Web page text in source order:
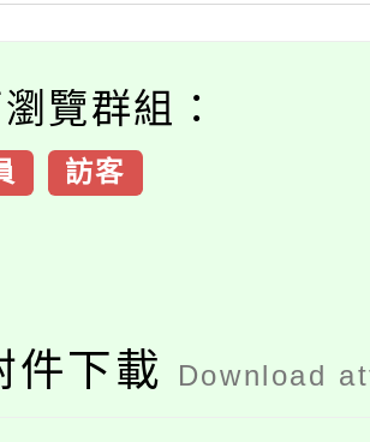
覽群組：
訪客
件下載 Download